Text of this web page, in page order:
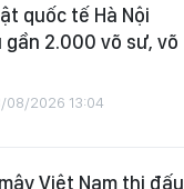
quốc tế Hà Nội
2.000 võ sư, võ
08/2026 13:04
Việt Nam thi đấu